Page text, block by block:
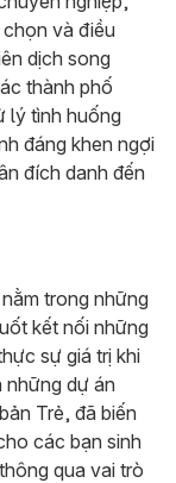
và điều
dịch song
thành phố
lý tình huống
đáng khen ngợi
đích danh đến
trong những
kết nối những
sự giá trị khi
dự án
Trẻ, đã biến
các bạn sinh
qua vai trò